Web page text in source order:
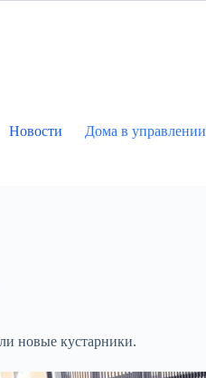
Новости Дома в управлении
новые кустарники.